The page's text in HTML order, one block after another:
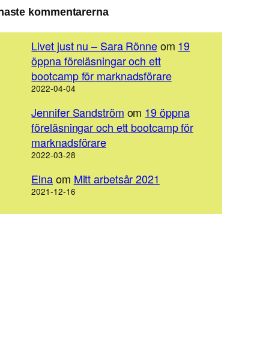
kommentarerna
Livet just nu – Sara Rönneom 19
öppna föreläsningar och ett
bootcamp för marknadsförare
2022-04-04
Jennifer Sandström om 19 öppna
föreläsningar och ett bootcamp för
marknadsförare
2022-03-28
Elnaom Mitt arbetsår 2021
2021-12-16